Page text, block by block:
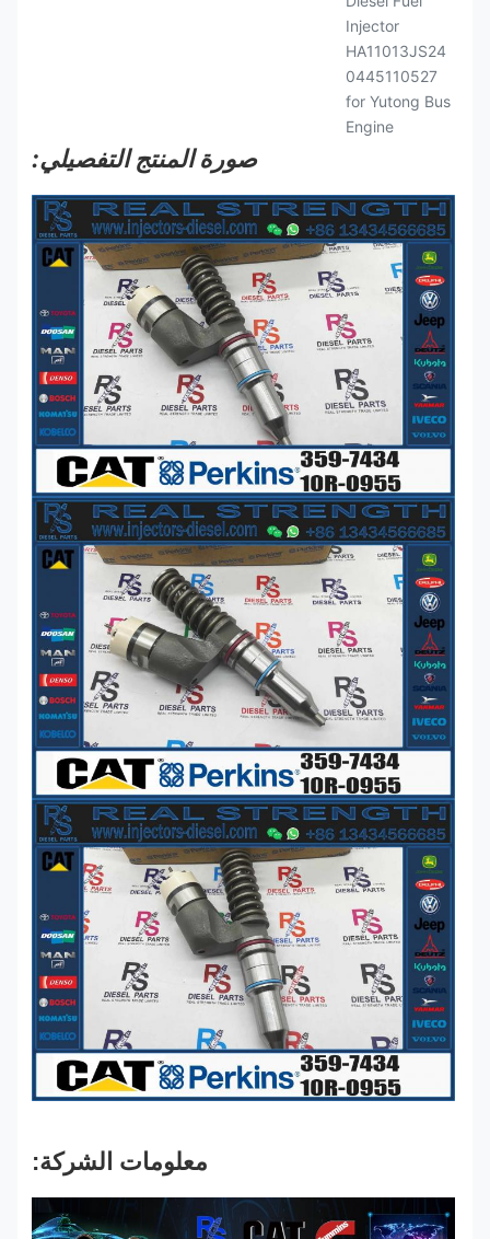
صورة المنتج التفصيلي:
معلومات الشركة: